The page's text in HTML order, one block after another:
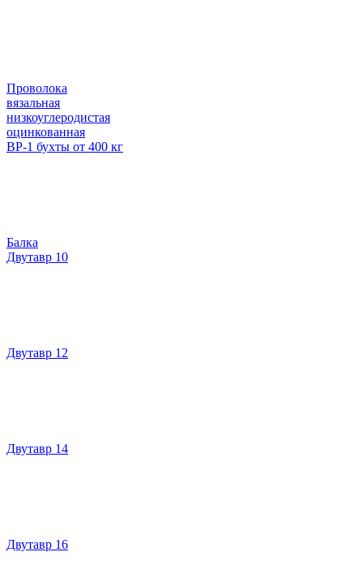
Проволока
вязальная
низкоуглеродистая
оцинкованная
ВР-1 бухты от 400 кг
Балка
Двутавр 10
Двутавр 12
Двутавр 14
Двутавр 16